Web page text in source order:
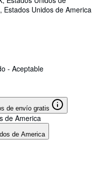
Estados Unidos de America
- Aceptable
de envío gratis
de America
de America